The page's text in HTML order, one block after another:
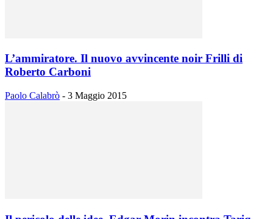
L’ammiratore. Il nuovo avvincente noir Frilli di
Roberto Carboni
Paolo Calabrò - 3 Maggio 2015